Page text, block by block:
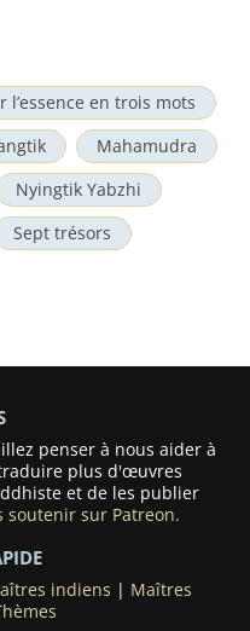
l’essence en trois mots
Mahamudra
Nyingtik Yabzhi
Sept trésors
penser à nous aider à
plus d'œuvres
et de les publier
soutenir sur Patreon.
indiens | Maîtres